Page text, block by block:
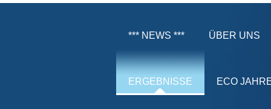
*** NEWS *** ÜBER UNS
ERGEBNISSE ECO